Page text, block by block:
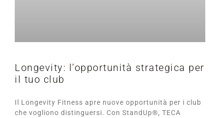
Longevity: l’opportunità strategica per
il tuo club
Il Longevity Fitness apre nuove opportunità per i club
che vogliono distinguersi. Con StandUp®, TECA